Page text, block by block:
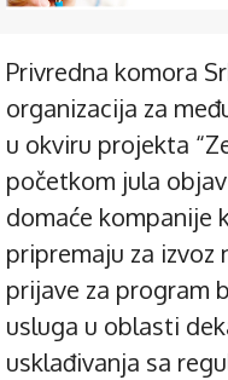
Privredna komora
organizacija za
u okviru projekta
početkom jula
domaće kompanije
pripremaju za izvoz
prijave za program
usluga u oblasti
usklađivanja sa